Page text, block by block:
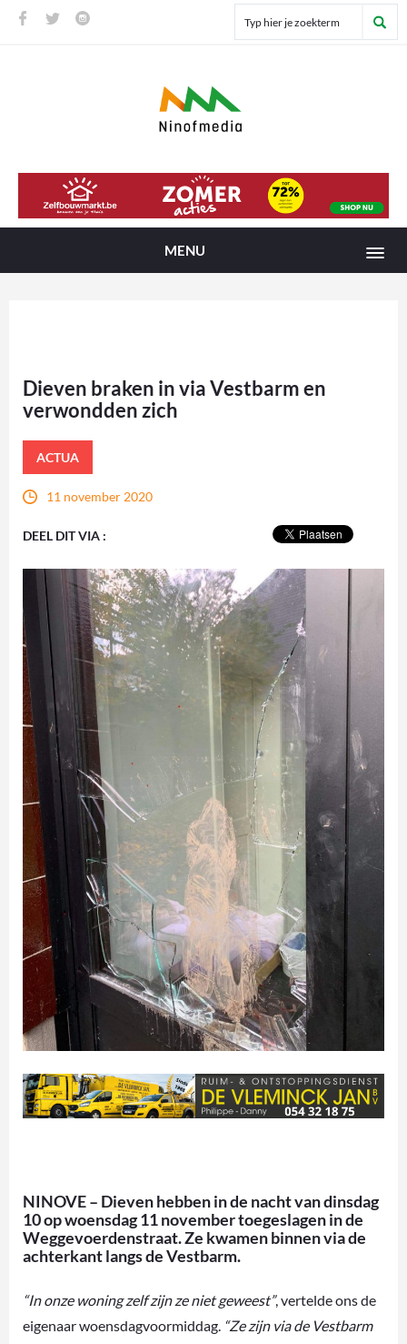
MENU
Dieven braken in via Vestbarm en
verwondden zich
ACTUA
11 november 2020
DEEL DIT VIA :
NINOVE – Dieven hebben in de nacht van dinsdag
10 op woensdag 11 november toegeslagen in de
Weggevoerdenstraat. Ze kwamen binnen via de
achterkant langs de Vestbarm.
“In onze woning zelf zijn ze niet geweest”, vertelde ons de
eigenaar woensdagvoormiddag. “Ze zijn via de Vestbarm